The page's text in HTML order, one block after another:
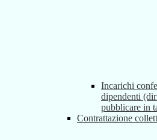
Incarichi
dipendenti
pubblicare in
Contrattazione